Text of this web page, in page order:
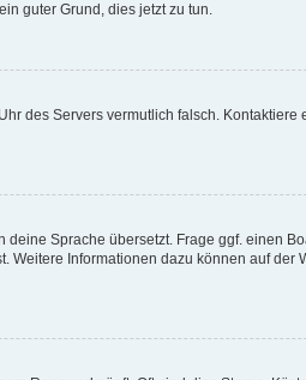
guter Grund, dies jetzt zu tun.
des Servers vermutlich falsch. Kontaktiere
Sprache übersetzt. Frage ggf. einen
Weitere Informationen dazu können auf der